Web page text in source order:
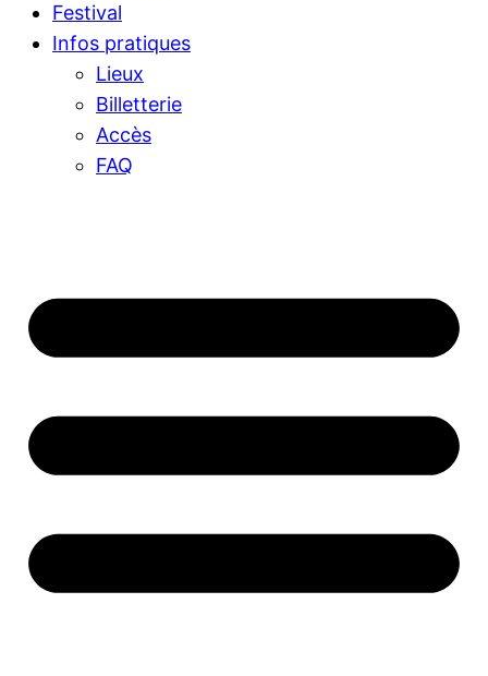
Festival
Infos pratiques
Lieux
Billetterie
Accès
FAQ